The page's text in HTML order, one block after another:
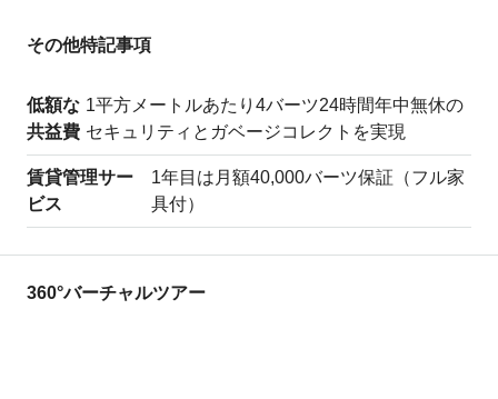
その他特記事項
低額な
共益費
1平方メートルあたり4バーツ24時間年中無休の
セキュリティとガベージコレクトを実現
賃貸管理サー
ビス
1年目は月額40,000バーツ保証（フル家
具付）
360°バーチャルツアー